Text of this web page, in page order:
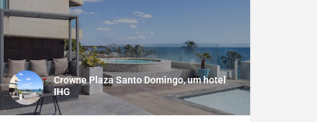
Crowne Plaza Santo Domingo, um hotel
IHG